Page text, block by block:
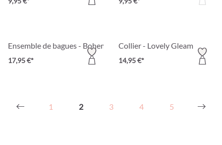
Ensemble de bagues - Bohemian Flowers
17,95 €*
Collier - Lovely Gleam
14,95 €*
1 2 3 4 5